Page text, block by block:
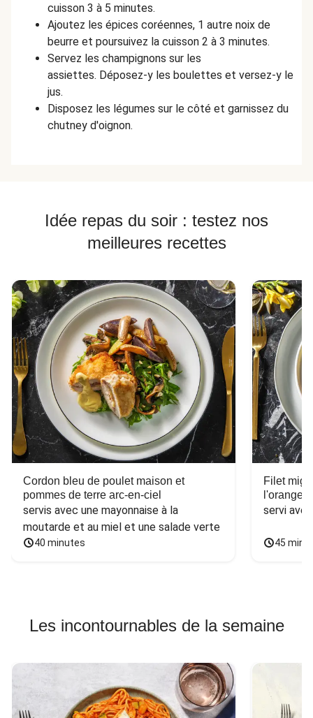
cuisson 3 à 5 minutes.
Ajoutez les épices coréennes, 1 autre noix de
beurre et poursuivez la cuisson 2 à 3 minutes.
Servez les champignons sur les
assiettes. Déposez-y les boulettes et versez-y le
jus.
Disposez les légumes sur le côté et garnissez du
chutney d'oignon.
Idée repas du soir : testez nos
meilleures recettes
Cordon bleu de poulet maison et
pommes de terre arc-en-ciel
servis avec une mayonnaise à la
moutarde et au miel et une salade verte
40 minutes
Filet
l'orange
servi
45
Les incontournables de la semaine